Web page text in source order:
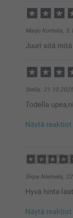
12:58
Hei
Kiitos
Marjo Korteila,
Juuri sitä
Stella, 31.10.2025
Todella
Näytä reaktiot
12:21
Suuret
Sirpa Niemelä,
Hyvä hinta-
Näytä reaktiot